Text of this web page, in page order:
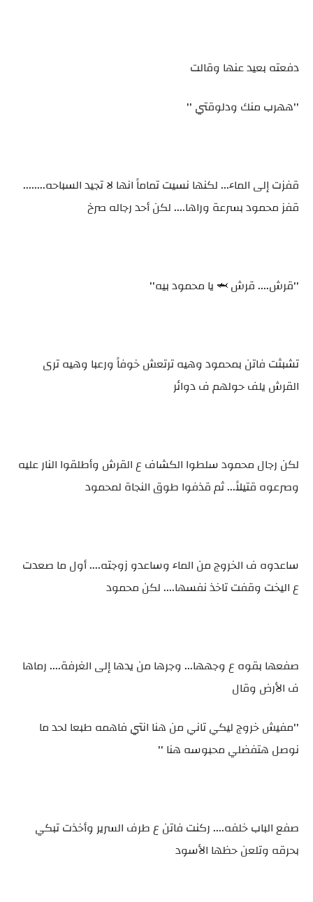
دفعته بعيد عنها وقالت
''ههرب منك ودلوقتي ''
قفزت إلى الماء... لكنها نسيت تماماً انها لا تجيد السباحه........
قفز محمود بسرعة وراها.... لكن أحد رجاله صرخ
''قرش.... قرش 🦈 يا محمود بيه''
تشبثت فاتن بمحمود وهيه ترتعش خوفاً ورعبا وهيه ترى
القرش يلف حولهم ف دوائر
لكن رجال محمود سلطوا الكشاف ع القرش وأطلقوا النار عليه
وصرعوه قتيلاً... ثم قذفوا طوق النجاة لمحمود
ساعدوه ف الخروج من الماء وساعدو زوجته.... أول ما صعدت
ع اليخت وقفت تاخذ نفسها.... لكن محمود
صفعها بقوه ع وجهها... وجرها من يدها إلى الغرفة.... رماها
ف الأرض وقال
''مفيش خروج ليكي تاني من هنا انتي فاهمه طبعا لحد ما
نوصل هتفضلي محبوسه هنا ''
صفع الباب خلفه.... ركنت فاتن ع طرف السرير وأخذت تبكي
بحرقه وتلعن حظها الأسود